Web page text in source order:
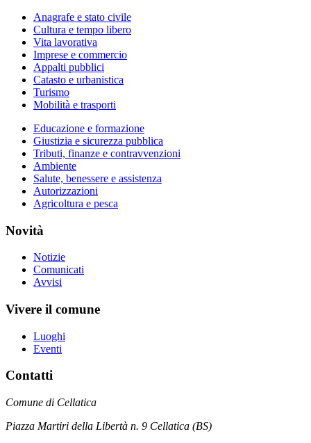
Anagrafe e stato civile
Cultura e tempo libero
Vita lavorativa
Imprese e commercio
Appalti pubblici
Catasto e urbanistica
Turismo
Mobilità e trasporti
Educazione e formazione
Giustizia e sicurezza pubblica
Tributi, finanze e contravvenzioni
Ambiente
Salute, benessere e assistenza
Autorizzazioni
Agricoltura e pesca
Novità
Notizie
Comunicati
Avvisi
Vivere il comune
Luoghi
Eventi
Contatti
Comune di Cellatica
Piazza Martiri della Libertà n. 9 Cellatica (BS)